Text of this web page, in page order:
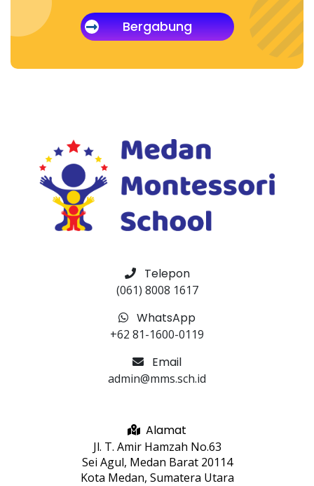
Bergabung
Telepon
(061) 8008 1617
WhatsApp
+62 81-1600-0119
Email
admin@mms.sch.id
Alamat
Jl. T. Amir Hamzah No.63
Sei Agul, Medan Barat 20114
Kota Medan, Sumatera Utara